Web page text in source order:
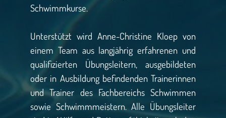
Schwimmkurse.
Unterstützt wird Anne-Christine Kloep von
einem Team aus langjährig erfahrenen und
qualifizierten Übungsleitern, ausgebildeten
oder in Ausbildung befindenden Trainerinnen
und Trainer des Fachbereichs Schwimmen
sowie Schwimmmeistern. Alle Übungsleiter